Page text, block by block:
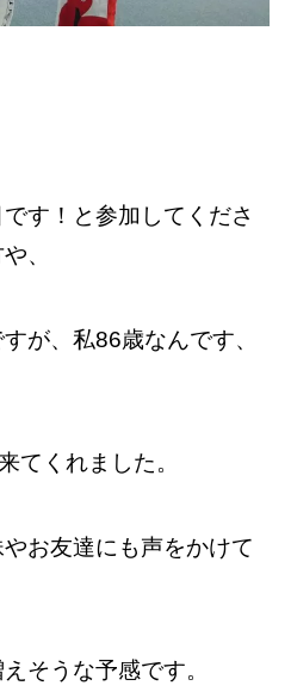
す！と参加してくださ
、
が、私86歳なんです、
てくれました。
お友達にも声をかけて
そうな予感です。